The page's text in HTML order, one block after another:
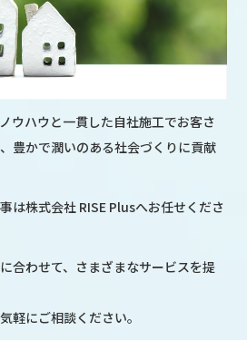
ウハウと一貫した自社施工でお客さ
豊かで潤いのある社会づくりに貢献
は株式会社 RISE Plusへお任せくださ
合わせて、さまざまなサービスを提
軽にご相談ください。